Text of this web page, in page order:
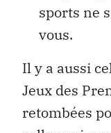
sports ne
vous.
Il y a aussi
Jeux des
retombées